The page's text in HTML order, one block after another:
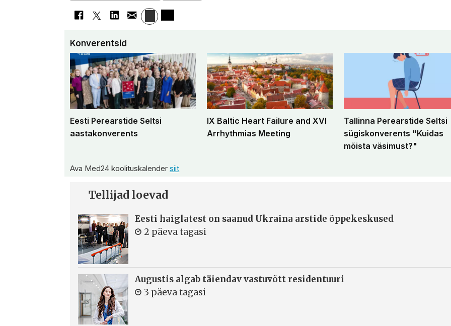
Konverentsid
Eesti Perearstide Seltsi
aastakonverents
IX Baltic Heart Failure and XVI
Arrhythmias Meeting
Tallinna Perearstide Seltsi
sügiskonverents "Kuidas
mõista väsimust?"
Ava Med24 koolituskalendersiit
Tellijad loevad
Eesti haiglatest on saanud Ukraina arstide õppekeskused
2 päeva tagasi
Augustis algab täiendav vastuvõtt residentuuri
3 päeva tagasi